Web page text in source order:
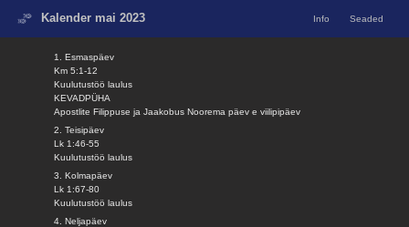
Kalender mai 2023 Info Seaded
1. Esmaspäev
Km 5:1-12
Kuulutustöö laulus
KEVADPÜHA
Apostlite Filippuse ja Jaakobus Noorema päev e viilipipäev
2. Teisipäev
Lk 1:46-55
Kuulutustöö laulus
3. Kolmapäev
Lk 1:67-80
Kuulutustöö laulus
4. Neljapäev